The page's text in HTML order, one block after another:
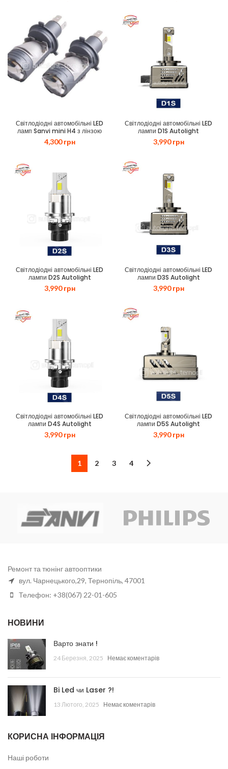
Світлодіодні автомобільні LED
ламп Sanvi mini H4 з лінзою
4,300грн
Світлодіодні автомобільні LED
лампи D1S Autolight
3,990грн
Світлодіодні автомобільні LED
лампи D2S Autolight
3,990грн
Світлодіодні автомобільні LED
лампи D3S Autolight
3,990грн
Світлодіодні автомобільні LED
лампи D4S Autolight
3,990грн
Світлодіодні автомобільні LED
лампи D5S Autolight
3,990грн
1 2 3 4
Ремонт та тюнінг автооптики
вул. Чарнецького,29, Тернопіль, 47001
Телефон: +38(067) 22-01-605
НОВИНИ
Варто знати !
24 Березня, 2025 Немає коментарів
Bi Led чи Laser ?!
13 Лютого, 2025 Немає коментарів
КОРИСНА ІНФОРМАЦІЯ
Наші роботи